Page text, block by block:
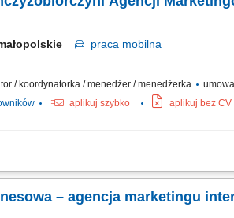
praca mobilna
/ koordynatorka / menedżer / menedżerka
aplikuj szybko aplikuj bez CV
własnej działalności gospodarczej pod marką
– agencja marketingu